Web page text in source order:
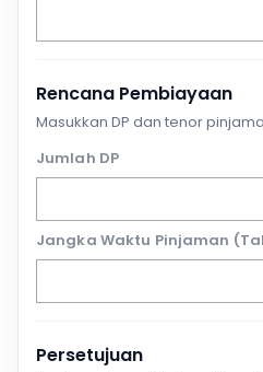
Rencana Pembiayaan
Masukkan DP dan tenor
Jumlah DP
Jangka Waktu Pinjaman
Persetujuan